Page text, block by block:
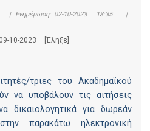
| Ενημέρωση: 02-10-2023 13:35
|
09-10-2023 [Έληξε]
τριες του Ακαδημαϊκού
να υποβάλουν τις αιτήσεις
δικαιολογητικά για δωρεάν
παρακάτω ηλεκτρονική